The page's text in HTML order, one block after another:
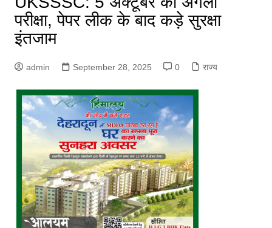
परीक्षा, पेपर लीक के बाद कड़े सुरक्षा
इंतजाम
admin September 28, 2025 0 राज्य